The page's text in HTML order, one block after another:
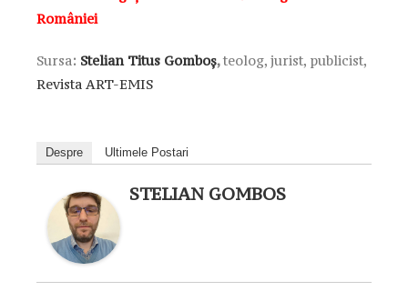
României
Sursa: Stelian Titus Gomboș,teolog, jurist, publicist,
Revista ART-EMIS
Despre Ultimele Postari
STELIAN GOMBOS